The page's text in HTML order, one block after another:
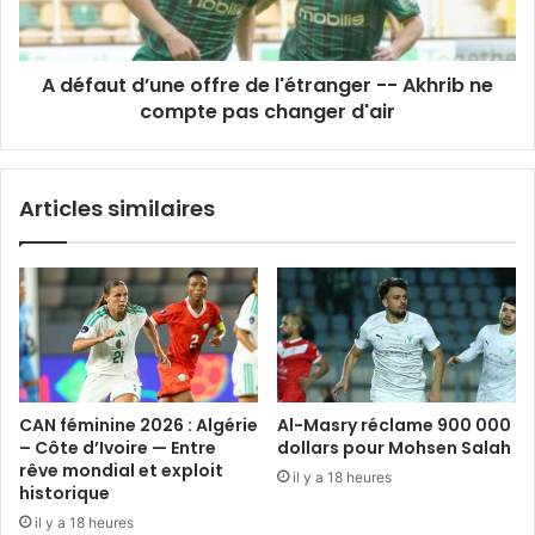
-
-
Akhrib
A défaut d’une offre de l'étranger -- Akhrib ne
compte pas changer d'air
Articles similaires
CAN féminine 2026 : Algérie
– Côte d’Ivoire — Entre
rêve mondial et exploit
historique
il y a 18 heures
Al-Masry réclame 900 000
dollars pour Mohsen Salah
il y a 18 heures